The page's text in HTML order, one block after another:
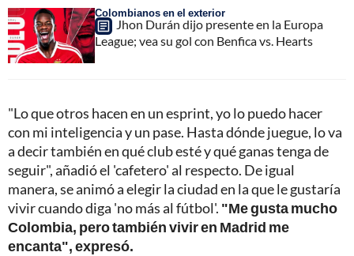
Colombianos en el exterior
Jhon Durán dijo presente en la Europa
League; vea su gol con Benfica vs. Hearts
"Lo que otros hacen en un esprint, yo lo puedo hacer
con mi inteligencia y un pase. Hasta dónde juegue, lo va
a decir también en qué club esté y qué ganas tenga de
seguir", añadió el 'cafetero' al respecto. De igual
manera, se animó a elegir la ciudad en la que le gustaría
vivir cuando diga 'no más al fútbol'. "Me gusta mucho
Colombia, pero también vivir en Madrid me
encanta", expresó.